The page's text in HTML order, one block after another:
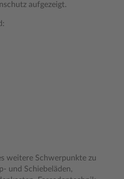
aufgezeigt.
weitere Schwerpunkte zu
und Schiebeläden,